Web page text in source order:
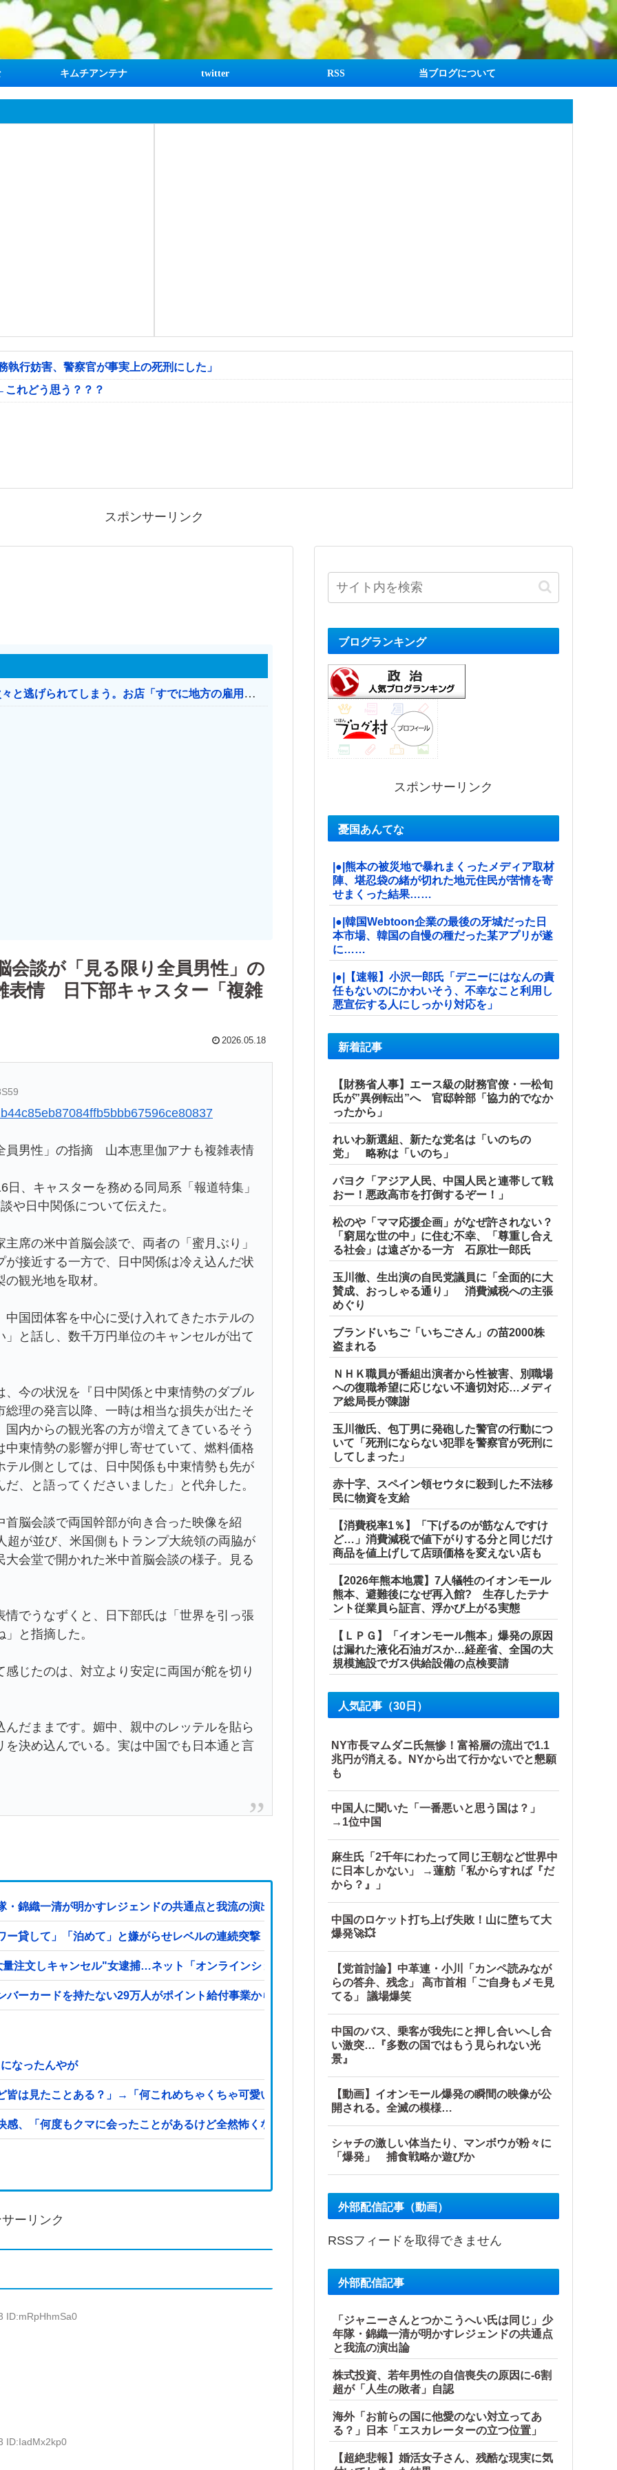
キムチアンテナ twitter RSS 当ブログについて
行妨害、警察官が事実上の死刑にした」
れどう思う？？？
スポンサーリンク
日本のお店、時給1500円でもミャンマー人に次々と逃げられてしまう。お店「すでに地方の雇用は崩壊」
会談が「見る限り全員男性」の
情 日下部キャスター「複雑
2026.05.18
員男性」の指摘 山本恵里伽アナも複雑表情
、キャスターを務める同局系「報道特集」
や日中関係について伝えた。
席の米中首脳会談で、両者の「蜜月ぶり」
接近する一方で、日中関係は冷え込んだ状
観光地を取材。
国団体客を中心に受け入れてきたホテルの
と話し、数千万円単位のキャンセルが出て
今の状況を『日中関係と中東情勢のダブル
理の発言以降、一時は相当な損失が出たそ
内からの観光客の方が増えてきているそう
東情勢の影響が押し寄せていて、燃料価格
ル側としては、日中関係も中東情勢も先が
、と語ってくださいました」と代弁した。
脳会談で両国幹部が向き合った映像を紹
が並び、米国側もトランプ大統領の両脇が
会堂で開かれた米中首脳会談の様子。見る
でうなずくと、日下部氏は「世界を引っ張
と指摘した。
じたのは、対立より安定に両国が舵を切り
だままです。媚中、親中のレッテルを貼ら
決め込んでいる。実は中国でも日本通と言
錦織一清が明かすレジェンドの共通点と我流の演出論
貸して」「泊めて」と嫌がらせレベルの連続突撃！夫経由で断ると私に直接LINEしてきて絶句←大人しく自宅の風呂に
注文しキャンセル"女逮捕…ネット「オンラインショップを売り切れ状態にして商品相場を操作してたので...
ーカードを持たない29万人がポイント給付事業から排除された」
なったんやが
皆は見たことある？」→「何これめちゃくちゃ可愛いｗｗ」【海外の反応】
感、「何度もクマに会ったことがあるけど全然怖くなかった」と主張しており……他
ーリンク
ID:mRpHhmSa0
ID:IadMx2kp0
ブログランキング
スポンサーリンク
憂国あんてな
|●|熊本の被災地で暴れまくったメディア取材
陣、堪忍袋の緒が切れた地元住民が苦情を寄
せまくった結果……
|●|韓国Webtoon企業の最後の牙城だった日
本市場、韓国の自慢の種だった某アプリが遂
に……
|●|【速報】小沢一郎氏「デニーにはなんの責
任もないのにかわいそう、不幸なこと利用し
悪宣伝する人にしっかり対応を」
新着記事
【財務省人事】エース級の財務官僚・一松旬
氏が”異例転出”へ 官邸幹部「協力的でなか
ったから」
れいわ新選組、新たな党名は「いのちの
党」 略称は「いのち」
パヨク「アジア人民、中国人民と連帯して戦
おー！悪政高市を打倒するぞー！」
松のや「ママ応援企画」がなぜ許されない？
「窮屈な世の中」に住む不幸、「尊重し合え
る社会」は遠ざかる一方 石原壮一郎氏
玉川徹、生出演の自民党議員に「全面的に大
賛成、おっしゃる通り」 消費減税への主張
めぐり
ブランドいちご「いちごさん」の苗2000株
盗まれる
ＮＨＫ職員が番組出演者から性被害、別職場
への復職希望に応じない不適切対応…メディ
ア総局長が陳謝
玉川徹氏、包丁男に発砲した警官の行動につ
いて「死刑にならない犯罪を警察官が死刑に
してしまった」
赤十字、スペイン領セウタに殺到した不法移
民に物資を支給
【消費税率1％】「下げるのが筋なんですけ
ど…」消費減税で値下がりする分と同じだけ
商品を値上げして店頭価格を変えない店も
【2026年熊本地震】7人犠牲のイオンモール
熊本、避難後になぜ再入館? 生存したテナ
ント従業員ら証言、浮かび上がる実態
【ＬＰＧ】「イオンモール熊本」爆発の原因
は漏れた液化石油ガスか…経産省、全国の大
規模施設でガス供給設備の点検要請
人気記事（30日）
NY市長マムダニ氏無惨！富裕層の流出で1.1
兆円が消える。NYから出て行かないでと懇願
も
中国人に聞いた「一番悪いと思う国は？」
→1位中国
麻生氏「2千年にわたって同じ王朝など世界中
に日本しかない」 →蓮舫「私からすれば『だ
から？』」
中国のロケット打ち上げ失敗！山に堕ちて大
爆発🚀💥
【党首討論】中革連・小川「カンペ読みなが
らの答弁、残念」 高市首相「ご自身もメモ見
てる」 議場爆笑
中国のバス、乗客が我先にと押し合いへし合
い激突…『多数の国ではもう見られない光
景』
【動画】イオンモール爆発の瞬間の映像が公
開される。全滅の模様…
シャチの激しい体当たり、マンボウが粉々に
「爆発」 捕食戦略か遊びか
外部配信記事（動画）
RSSフィードを取得できません
外部配信記事
「ジャニーさんとつかこうへい氏は同じ」少
年隊・錦織一清が明かすレジェンドの共通点
と我流の演出論
株式投資、若年男性の自信喪失の原因に-6割
超が「人生の敗者」自認
海外「お前らの国に他愛のない対立ってあ
る？」日本「エスカレーターの立つ位置」
【超絶悲報】婚活女子さん、残酷な現実に気